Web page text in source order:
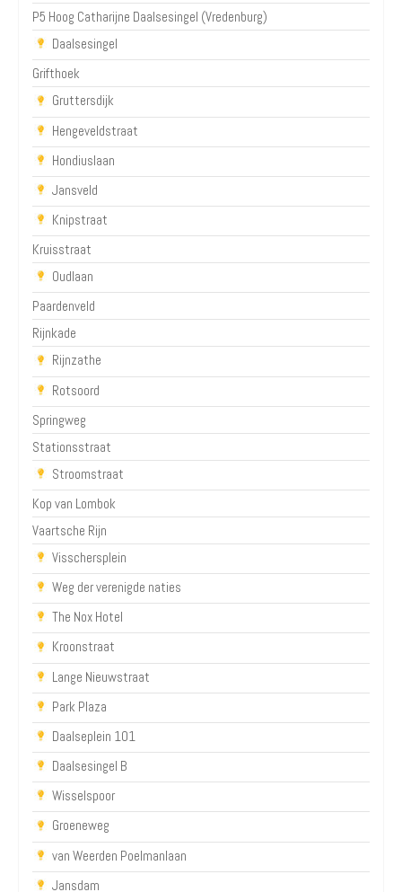
P5 Hoog Catharijne Daalsesingel (Vredenburg)
Daalsesingel
Grifthoek
Gruttersdijk
Hengeveldstraat
Hondiuslaan
Jansveld
Knipstraat
Kruisstraat
Oudlaan
Paardenveld
Rijnkade
Rijnzathe
Rotsoord
Springweg
Stationsstraat
Stroomstraat
Kop van Lombok
Vaartsche Rijn
Visschersplein
Weg der verenigde naties
The Nox Hotel
Kroonstraat
Lange Nieuwstraat
Park Plaza
Daalseplein 101
Daalsesingel B
Wisselspoor
Groeneweg
van Weerden Poelmanlaan
Jansdam